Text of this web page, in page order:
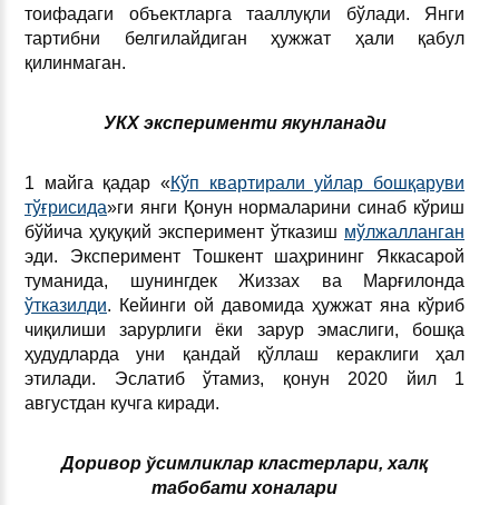
тоифадаги объектларга тааллуқли бўлади. Янги
тартибни белгилайдиган ҳужжат ҳали қабул
қилинмаган.
УКХ эксперименти якунланади
1 майга қадар «Кўп квартирали уйлар бошқаруви
тўғрисида»ги янги Қонун нормаларини синаб кўриш
бўйича ҳуқуқий эксперимент ўтказиш мўлжалланган
эди. Эксперимент Тошкент шаҳрининг Яккасарой
туманида, шунингдек Жиззах ва Марғилонда
ўтказилди. Кейинги ой давомида ҳужжат яна кўриб
чиқилиши зарурлиги ёки зарур эмаслиги, бошқа
ҳудудларда уни қандай қўллаш кераклиги ҳал
этилади. Эслатиб ўтамиз, қонун 2020 йил 1
августдан кучга киради.
Доривор ўсимликлар кластерлари, халқ
табобати хоналари